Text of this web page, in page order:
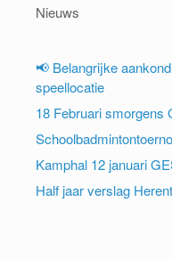
Nieuws
📢 Belangrijke
speellocatie
18 Februari smorgens
Kamphal 12 januari
Half jaar verslag